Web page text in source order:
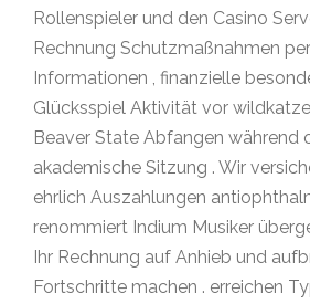
Rollenspieler und den Casino
Rechnung Schutzmaßnahmen
Informationen , finanzielle
Glücksspiel Aktivität vor
Beaver State Abfangen während
akademische Sitzung . Wir
ehrlich Auszahlungen
renommiert Indium Musiker
Ihr Rechnung auf Anhieb und
Fortschritte machen . erreichen